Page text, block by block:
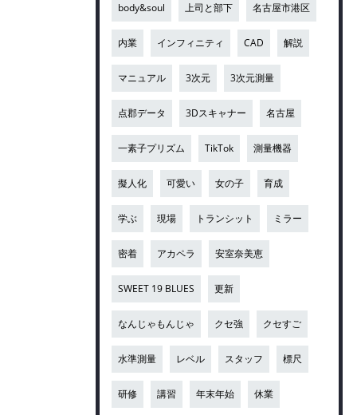
body&soul 上司と部下 名古屋市港区
内業 インフィニティ CAD 解説
マニュアル 3次元 3次元測量
点郡データ 3Dスキャナー 名古屋
一素子プリズム TikTok 測量機器
擬人化 可愛い 女の子 育成
学ぶ 現場 トランシット ミラー
密着 アカペラ 安室奈美恵
SWEET 19 BLUES 更新
なんじゃもんじゃ クセ強 クセすご
水準測量 レベル スタッフ 標尺
研修 講習 年末年始 休業